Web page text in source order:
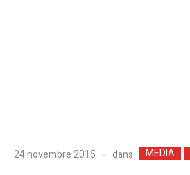
24 novembre 2015 dans MEDIA